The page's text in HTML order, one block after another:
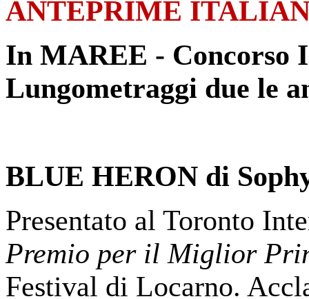
ANTEPRIME
In MAREE - Concorso
Lungometraggi due le
BLUE HERON di
Presentato al Toronto
Premio per il Miglior
Festival di Locarno.